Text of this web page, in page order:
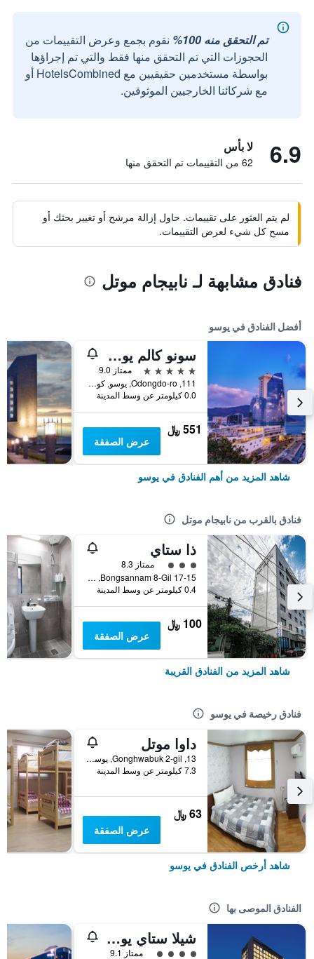
تم التحقق منه 100%
نقوم بجمع وعرض التقييمات من
الحجوزات التي تم التحقق منها فقط والتي تم إجراؤها
بواسطة مستخدمين حقيقيين مع HotelsCombined أو
مع شركائنا الخارجيين الموثوقين.
6.9 لا بأس
62 من التقييمات تم التحقق منها
لم يتم العثور على تقييمات. حاول إزالة مرشح أو تغيير بحثك أو
مسح كل شيء لعرض التقييمات.
فنادق مشابهة لـ نابيجام موتل
أفضل الفنادق في يوسو
سونو كالم يوسو
5 نجوم
ممتاز 9.0
111, Odongdo-ro, يوسو, كوريا الجنوبية
0.0 كيلومتر عن وسط المدينة
551 ﷼
عرض الصفقة
شاهد المزيد من أهم الفنادق في يوسو
فنادق بالقرب من نابيجام موتل
ذا ستاي
تقييم فئة 3ممتاز 8.3
17-15 Bongsannam 8-Gil, يوسو, كوريا الجنوبية
0.4 كيلومتر عن وسط المدينة
100 ﷼
عرض الصفقة
شاهد المزيد من الفنادق القريبة
فنادق رخيصة في يوسو
داوا موتل
13, Gonghwabuk 2-gil, يوسو, كوريا الجنوبية
7.3 كيلومتر عن وسط المدينة
63 ﷼
عرض الصفقة
شاهد أرخص الفنادق في يوسو
الفنادق الموصى بها
شيلا ستاي يوسو إكسبو ستيشن
تقييم فئة 4
ممتاز 9.1